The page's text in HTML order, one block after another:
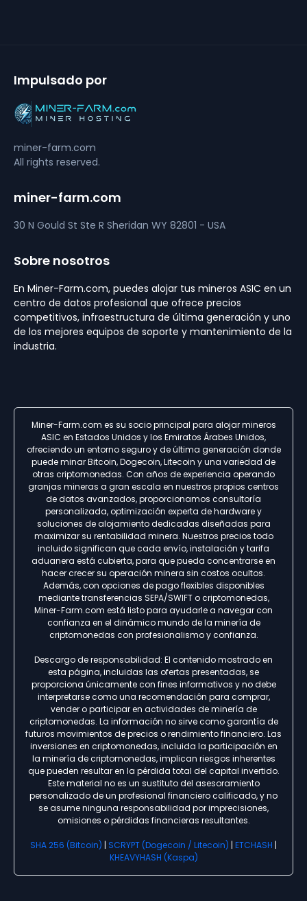
Impulsado por
miner-farm.com
All rights reserved.
miner-farm.com
30 N Gould St Ste R Sheridan WY 82801 - USA
Sobre nosotros
En Miner-Farm.com, puedes alojar tus mineros ASIC en un
centro de datos profesional que ofrece precios
competitivos, infraestructura de última generación y uno
de los mejores equipos de soporte y mantenimiento de la
industria.
Miner-Farm.com es su socio principal para alojar mineros
ASIC en Estados Unidos y los Emiratos Árabes Unidos,
ofreciendo un entorno seguro y de última generación donde
puede minar Bitcoin, Dogecoin, Litecoin y una variedad de
otras criptomonedas. Con años de experiencia operando
granjas mineras a gran escala en nuestros propios centros
de datos avanzados, proporcionamos consultoría
personalizada, optimización experta de hardware y
soluciones de alojamiento dedicadas diseñadas para
maximizar su rentabilidad minera. Nuestros precios todo
incluido significan que cada envío, instalación y tarifa
aduanera está cubierta, para que pueda concentrarse en
hacer crecer su operación minera sin costos ocultos.
Además, con opciones de pago flexibles disponibles
mediante transferencias SEPA/SWIFT o criptomonedas,
Miner-Farm.com está listo para ayudarle a navegar con
confianza en el dinámico mundo de la minería de
criptomonedas con profesionalismo y confianza.
Descargo de responsabilidad: El contenido mostrado en
esta página, incluidas las ofertas presentadas, se
proporciona únicamente con fines informativos y no debe
interpretarse como una recomendación para comprar,
vender o participar en actividades de minería de
criptomonedas. La información no sirve como garantía de
futuros movimientos de precios o rendimiento financiero. Las
inversiones en criptomonedas, incluida la participación en
la minería de criptomonedas, implican riesgos inherentes
que pueden resultar en la pérdida total del capital invertido.
Este material no es un sustituto del asesoramiento
personalizado de un profesional financiero calificado, y no
se asume ninguna responsabilidad por imprecisiones,
omisiones o pérdidas financieras resultantes.
SHA 256 (Bitcoin) | SCRYPT (Dogecoin / Litecoin) | ETCHASH |
KHEAVYHASH (Kaspa)